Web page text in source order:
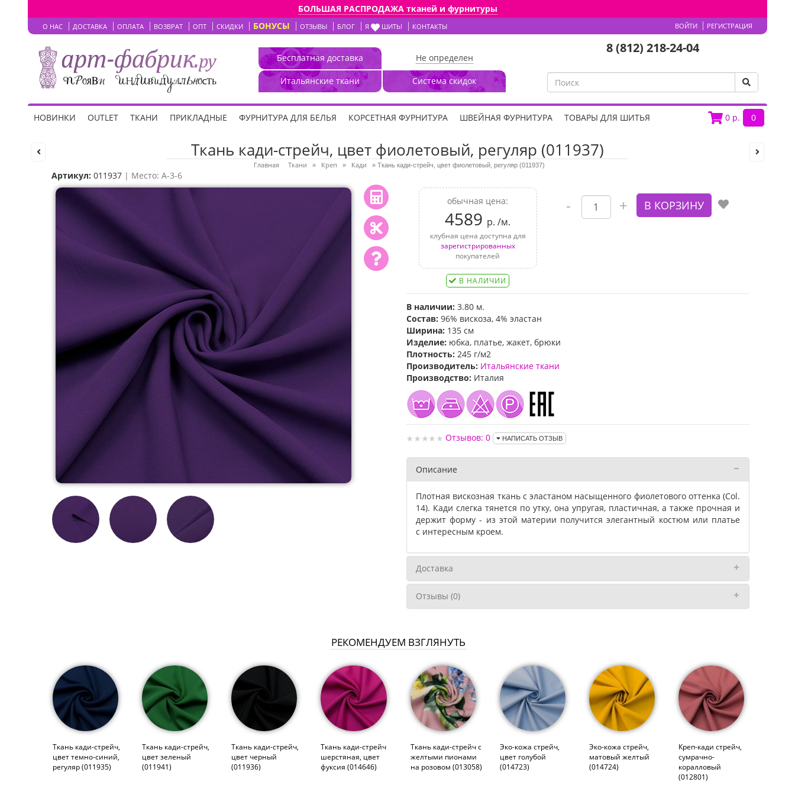
БОЛЬШАЯ РАСПРОДАЖА тканей и фурнитуры
О НАС ДОСТАВКА ОПЛАТА ВОЗВРАТ ОПТ СКИДКИ БОНУСЫ ОТЗЫВЫ БЛОГ Я ШИТЬ! КОНТАКТЫ ВОЙТИ РЕГИСТРАЦИЯ
Бесплатная доставка
Итальянские ткани
Не определен
Система скидок
8 (812) 218-24-04
0 р. 0
НОВИНКИ OUTLET ТКАНИ ПРИКЛАДНЫЕ ФУРНИТУРА ДЛЯ БЕЛЬЯ КОРСЕТНАЯ ФУРНИТУРА ШВЕЙНАЯ ФУРНИТУРА ТОВАРЫ ДЛЯ ШИТЬЯ
Ткань кади-стрейч, цвет фиолетовый, регуляр (011937)
Главная Ткани » Креп » Кади » Ткань кади-стрейч, цвет фиолетовый, регуляр (011937)
Артикул: 011937 | Место: A-3-6
обычная цена:
4589 р. /м.
клубная цена доступна для
зарегистрированных
покупателей
В НАЛИЧИИ
В наличии: 3.80 м.
Состав: 96% вискоза, 4% эластан
Ширина: 135 см
Изделие: юбка, платье, жакет, брюки
Плотность: 245 г/м2
Производитель: Итальянские ткани
Производство: Италия
Отзывов: 0 НАПИСАТЬ ОТЗЫВ
Описание
Плотная вискозная ткань с эластаном насыщенного фиолетового оттенка (Col.
14). Кади слегка тянется по утку, она упругая, пластичная, а также прочная и
держит форму - из этой материи получится элегантный костюм или платье
с интересным кроем.
Доставка
Отзывы (0)
РЕКОМЕНДУЕМ ВЗГЛЯНУТЬ
Ткань кади-стрейч,
цвет темно-синий,
регуляр (011935)
Ткань кади-стрейч,
цвет зеленый
(011941)
Ткань кади-стрейч,
цвет черный
(011936)
Ткань кади-стрейч
шерстяная, цвет
фуксия (014646)
Ткань кади-стрейч с
желтыми пионами
на розовом (013058)
Эко-кожа стрейч,
цвет голубой
(014723)
Эко-кожа стрейч,
матовый желтый
(014724)
Креп-кади стрейч,
сумрачно-
коралловый
(012801)